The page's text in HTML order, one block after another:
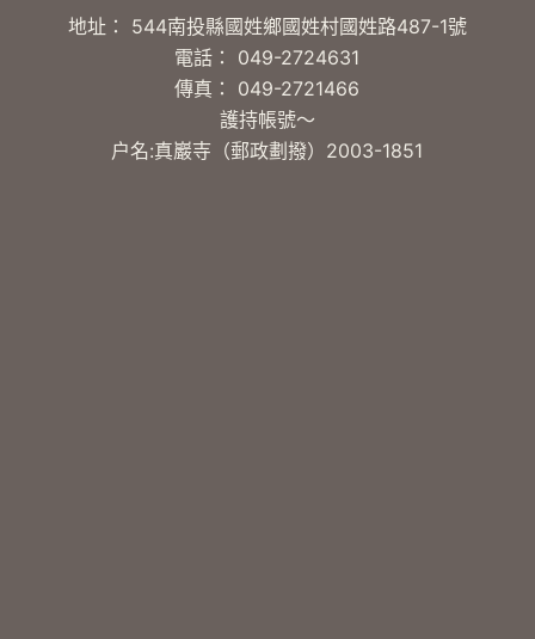
地址： 544南投縣國姓鄉國姓村國姓路487-1號
電話： 049-2724631
傳真： 049-2721466
護持帳號～
户名:真巖寺（郵政劃撥）2003-1851